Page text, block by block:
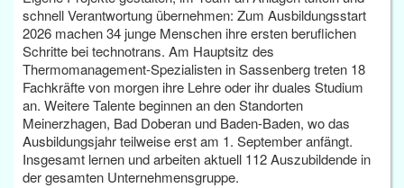
schnell Verantwortung übernehmen: Zum Ausbildungsstart
2026 machen 34 junge Menschen ihre ersten beruflichen
Schritte bei technotrans. Am Hauptsitz des
Thermomanagement-Spezialisten in Sassenberg treten 18
Fachkräfte von morgen ihre Lehre oder ihr duales Studium
an. Weitere Talente beginnen an den Standorten
Meinerzhagen, Bad Doberan und Baden-Baden, wo das
Ausbildungsjahr teilweise erst am 1. September anfängt.
Insgesamt lernen und arbeiten aktuell 112 Auszubildende in
der gesamten Unternehmensgruppe.